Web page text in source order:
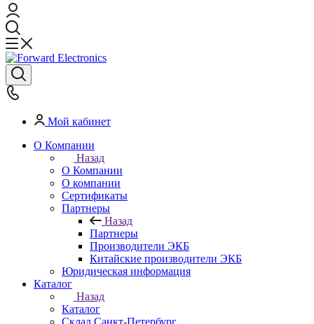
Мой кабинет
О Компании
Назад
О Компании
О компании
Сертификаты
Партнеры
Назад
Партнеры
Производители ЭКБ
Китайские производители ЭКБ
Юридическая информация
Каталог
Назад
Каталог
Cклад Санкт-Петербург